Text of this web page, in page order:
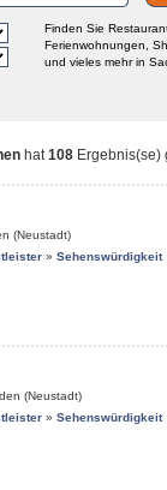
Finden Sie
Ferienwohnungen,
und vieles mehr in
hat108 Ergebnis(se)
(Neustadt)
» Sehenswürdigkeit
(Neustadt)
» Sehenswürdigkeit